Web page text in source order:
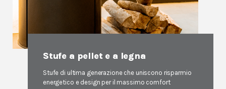
Stufe a pellet e a legna
Stufe di ultima generazione che uniscono risparmio
energetico e design per il massimo comfort